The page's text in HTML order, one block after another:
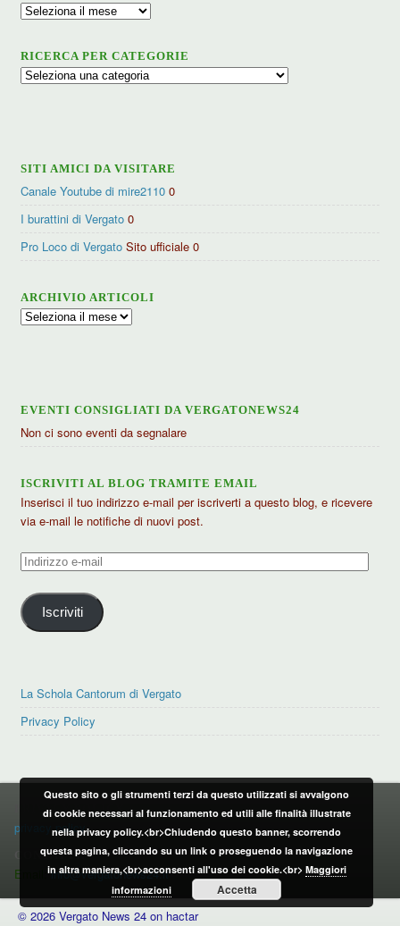
Archivio
RICERCA PER CATEGORIE
Ricerca
SITI AMICI DA VISITARE
Canale Youtube di mire2110 0
I burattini di Vergato 0
Pro Loco di Vergato Sito ufficiale 0
ARCHIVIO ARTICOLI
Archivio
EVENTI CONSIGLIATI DA VERGATONEWS24
Non ci sono eventi da segnalare
ISCRIVITI AL BLOG TRAMITE EMAIL
Inserisci il tuo indirizzo e-mail per iscriverti a questo blog, e ricevere
via e-mail le notifiche di nuovi post.
Indirizzo
mail
Iscriviti
La Schola Cantorum di Vergato
Privacy Policy
PRIVACY POLICY
privacy policy
CONTATTI:
Email:info@vergatonews24.it
© 2026 Vergato News 24 on hactar
Questo sito o gli strumenti terzi da questo utilizzati si avvalgono
di cookie necessari al funzionamento ed utili alle finalità illustrate
nella privacy policy.<br>Chiudendo questo banner, scorrendo
questa pagina, cliccando su un link o proseguendo la navigazione
in altra maniera,<br>acconsenti all'uso dei cookie.<br> Maggiori
informazioni
Accetta